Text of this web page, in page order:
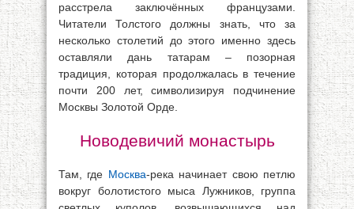
расстрела заключённых французами.
Читатели Толстого должны знать, что за
несколько столетий до этого именно здесь
оставляли дань татарам – позорная
традиция, которая продолжалась в течение
почти 200 лет, символизируя подчинение
Москвы Золотой Орде.
Новодевичий монастырь
Там, где Москва-река начинает свою петлю
вокруг болотистого мыса Лужников, группа